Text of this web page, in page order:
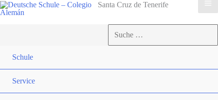
Santa Cruz de Tenerife
Suchen
nach:
Schule
Service